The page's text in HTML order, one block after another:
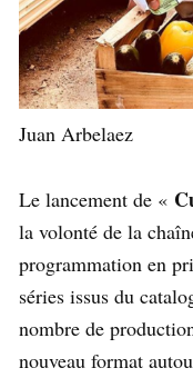
Juan Arbelaez
Le lancement de «
la volonté de la
programmation en
séries issus du
nombre de
nouveau format